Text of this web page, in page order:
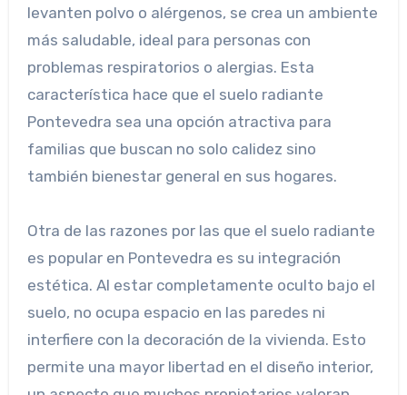
levanten polvo o alérgenos, se crea un ambiente
más saludable, ideal para personas con
problemas respiratorios o alergias. Esta
característica hace que el suelo radiante
Pontevedra sea una opción atractiva para
familias que buscan no solo calidez sino
también bienestar general en sus hogares.
Otra de las razones por las que el suelo radiante
es popular en Pontevedra es su integración
estética. Al estar completamente oculto bajo el
suelo, no ocupa espacio en las paredes ni
interfiere con la decoración de la vivienda. Esto
permite una mayor libertad en el diseño interior,